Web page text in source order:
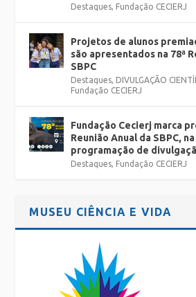
Destaques, Fundação CECIERJ
Projetos de alunos
são apresentados na 78ª
SBPC
Destaques, DIVULGAÇÃO
Fundação CECIERJ
Fundação Cecierj marca
Reunião Anual da SBPC,
programação de
Destaques, Fundação CECIERJ
MUSEU CIÊNCIA E VIDA